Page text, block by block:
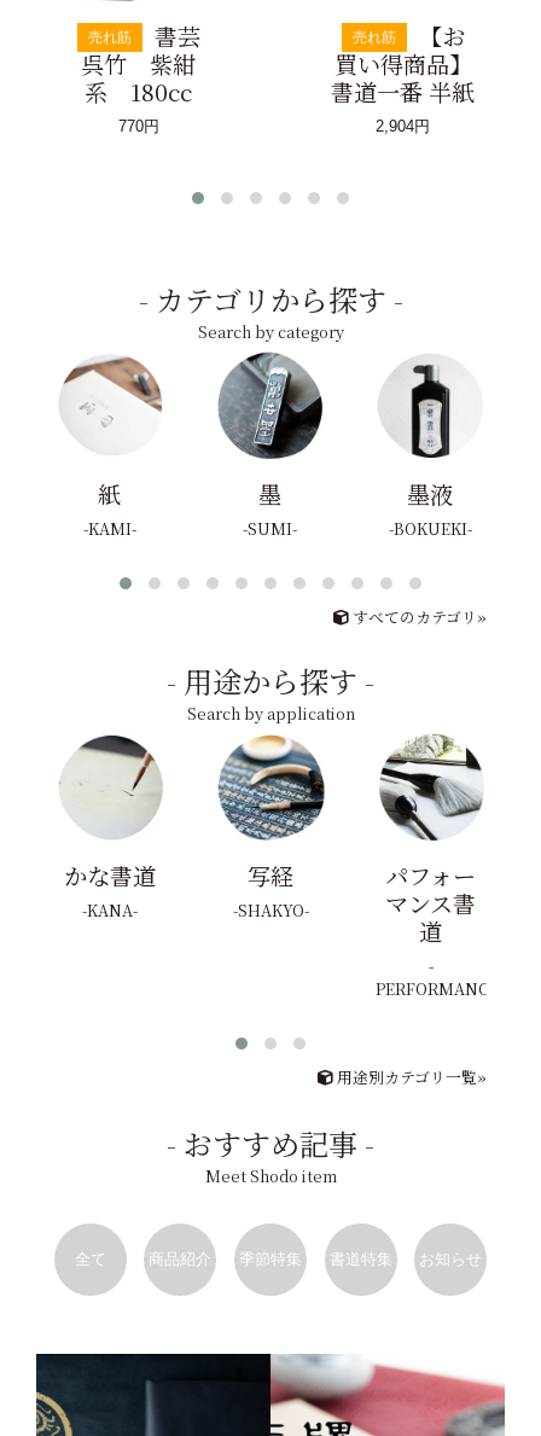
売れ筋
書芸
呉竹 紫紺
系 180cc
770円
売れ筋
【お
買い得商品】
書道一番 半紙
2,904円
カテゴリから探す
Search by category
紙
KAMI
墨
SUMI
墨液
BOKUEKI
すべてのカテゴリ»
用途から探す
Search by application
かな書道
KANA
写経
SHAKYO
パフォー
マンス書
道
PERFORMANCE
用途別カテゴリ一覧»
おすすめ記事
Meet Shodo item
全て 商品紹介 季節特集 書道特集 お知らせ